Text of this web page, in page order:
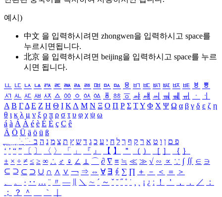
예시)
中文 을 입력하시려면 zhongwen을 입력하시고 space를
누르시면됩니다.
北京 을 입력하시려면 beijing을 입력하시고 space를 누르
시면 됩니다.
ㅥ ㅦ ㅧ ㅨ ㅩ ㅪ ㅫ ㅬ ㅭ ㅮ ㅯ ㅰ ㅱ ㅲ ㅳ ㅴ ㅵ ㅶ ㅷ ㅸ
ㅹ
ㅺ ㅻ ㅼ ㅽ ㅾ ㅿ ㆀ ㆁ ㆂ ㆃ ㆄ ㆅ ㆆ ㆇ ㆈ ㆉ ㆊ ㆋ ㆌ ㆍ
ㆎ
Α Β ΓΔ Ε Ζ Η Θ Ι ΚΛ Μ Ν Ξ Ο Π Ρ Σ ΤΥ Φ Χ Ψ Ω α β γ δ ε ζ η
θ ι κ λ μ ν ξ ο π ρ σ τ υ φ χ ψ ω
á à Á À é è É È ç Ç ê
Ä Ö Ü ä ö ü ß
ִֶֹ ֻּ ׁׂ פ ם ן ו ט א ר ק ף ך ל ח י ע כ ג ד ש ץ ת צ מ נ ה ב
‘ ’ “ ” 〔 〕 〈 〉 「 」 『 』 【 】 ＂ （ ） ［ ］ ｛ ｝
± × ÷ ≠ ≤ ≥ ∞ ∴ ♂ ♀ ∠ ⊥ ⌒ ∂ ∇ ≡ ≒ ≪ ≫ √ ∽ ∝ ∵ ∫ ∬ ∈ ∋
⊆ ⊇ ⊂ ⊃ ∪ ∩ ∧ ∨ ￢ ⇒ ⇔ ∀ ∃ ∮ ∑ ∏ ＋ － ＜ ＝
＞
、
。 · ‥ … ¨ 〃 ― ＼ ∼ ´ ～ ˇ ˘ ˝ ˚ ˙ ¸ ¡ ¿ ː ！ ＇ ， ． ／
：
；
？ ＾ ｀